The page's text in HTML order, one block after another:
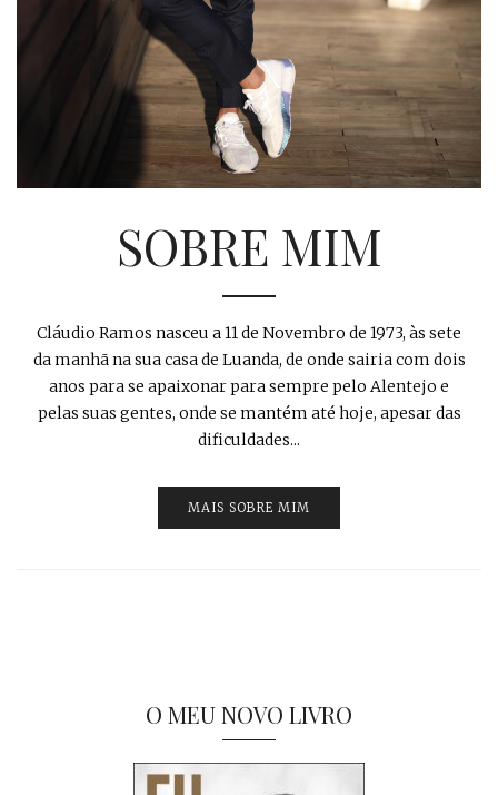
SOBRE MIM
Cláudio Ramos nasceu a 11 de Novembro de 1973, às sete
da manhã na sua casa de Luanda, de onde sairia com dois
anos para se apaixonar para sempre pelo Alentejo e
pelas suas gentes, onde se mantém até hoje, apesar das
dificuldades...
MAIS SOBRE MIM
O MEU NOVO LIVRO